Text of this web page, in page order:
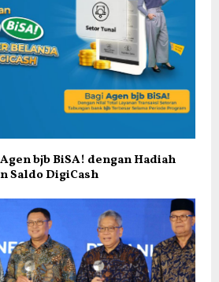
bjb BiSA! dengan Hadiah
Saldo DigiCash